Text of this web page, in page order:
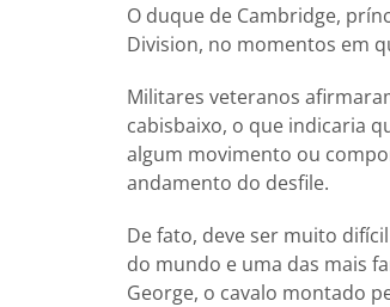
O duque de Cambridge,
Division, no momentos em
Militares veteranos
cabisbaixo, o que indicaria
algum movimento ou
andamento do desfile.
De fato, deve ser muito
do mundo e uma das mais
George, o cavalo montado